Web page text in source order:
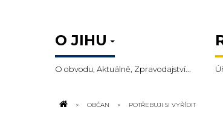
O JIHU
O obvodu, Aktuálně, Zpravodajství...
OBČAN POTŘEBUJI SI VYŘÍDIT